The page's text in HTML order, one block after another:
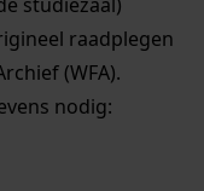
raadplegen
(WFA).
nodig: